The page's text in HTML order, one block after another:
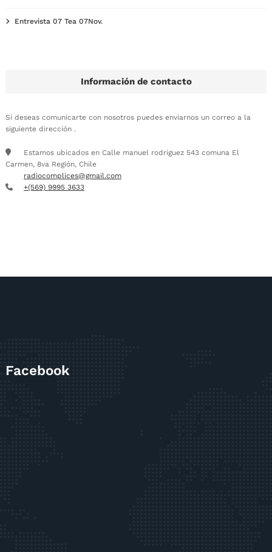
Entrevista 07 Tea 07Nov.
Información de contacto
Si deseas comunicarte con nosotros puedes enviarnos un correo a la
siguiente dirección .
Estamos ubicados en Calle manuel rodriguez 543 comuna El
Carmen, 8va Región, Chile
radiocomplices@gmail.com
+(569) 9995 3633
Facebook